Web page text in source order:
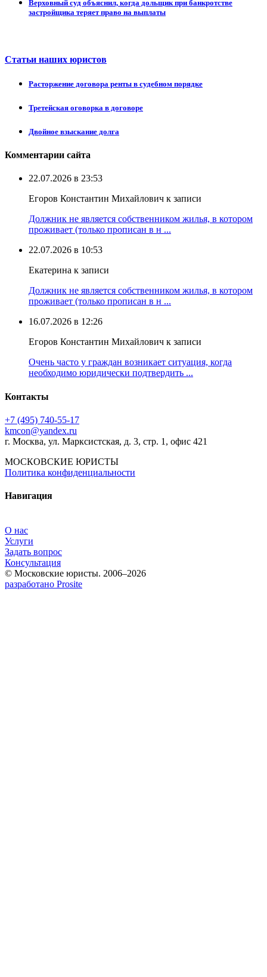
Верховный суд объяснил, когда дольщик при банкротстве
застройщика теряет право на выплаты
Статьи наших юристов
Расторжение договора ренты в судебном порядке
Третейская оговорка в договоре
Двойное взыскание долга
Комментарии сайта
22.07.2026 в 23:53
Егоров Константин Михайлович к записи
Должник не является собственником жилья, в котором
проживает (только прописан в н ...
22.07.2026 в 10:53
Екатерина к записи
Должник не является собственником жилья, в котором
проживает (только прописан в н ...
16.07.2026 в 12:26
Егоров Константин Михайлович к записи
Очень часто у граждан возникает ситуация, когда
необходимо юридически подтвердить ...
Контакты
+7 (495) 740‑55‑17
kmcon@yandex.ru
г. Москва, ул. Марксистская, д. 3, стр. 1, офис 421
МОСКОВСКИЕ ЮРИСТЫ
Политика конфиденциальности
Навигация
О нас
Услуги
Задать вопрос
Консультация
© Московские юристы. 2006–2026
разработано Prosite